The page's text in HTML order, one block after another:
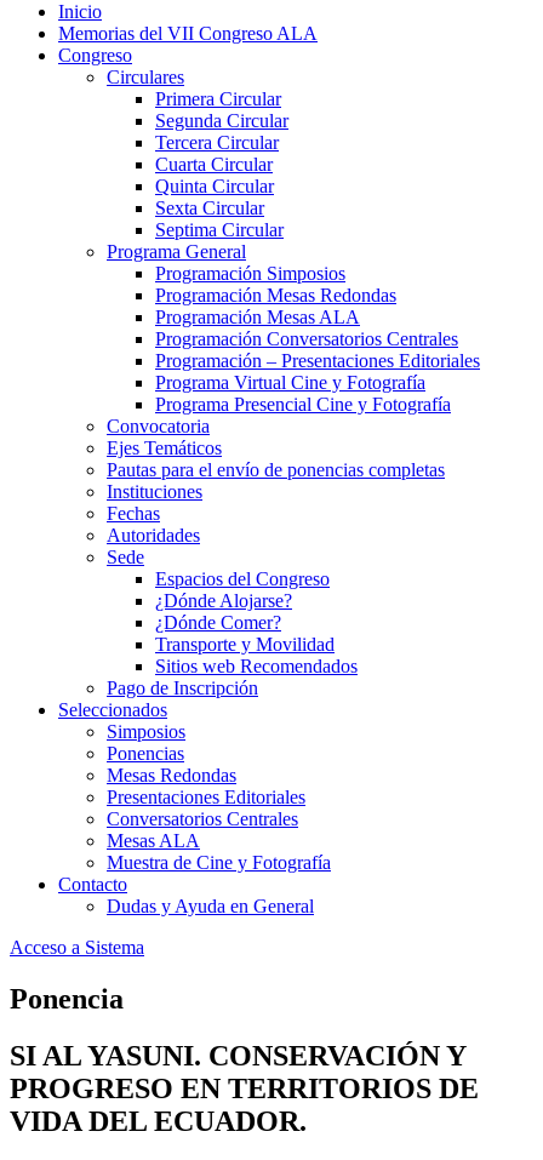
Inicio
Memorias del VII Congreso ALA
Congreso
Circulares
Primera Circular
Segunda Circular
Tercera Circular
Cuarta Circular
Quinta Circular
Sexta Circular
Septima Circular
Programa General
Programación Simposios
Programación Mesas Redondas
Programación Mesas ALA
Programación Conversatorios Centrales
Programación – Presentaciones Editoriales
Programa Virtual Cine y Fotografía
Programa Presencial Cine y Fotografía
Convocatoria
Ejes Temáticos
Pautas para el envío de ponencias completas
Instituciones
Fechas
Autoridades
Sede
Espacios del Congreso
¿Dónde Alojarse?
¿Dónde Comer?
Transporte y Movilidad
Sitios web Recomendados
Pago de Inscripción
Seleccionados
Simposios
Ponencias
Mesas Redondas
Presentaciones Editoriales
Conversatorios Centrales
Mesas ALA
Muestra de Cine y Fotografía
Contacto
Dudas y Ayuda en General
Acceso a Sistema
Ponencia
SI AL YASUNI. CONSERVACIÓN Y
PROGRESO EN TERRITORIOS DE
VIDA DEL ECUADOR.